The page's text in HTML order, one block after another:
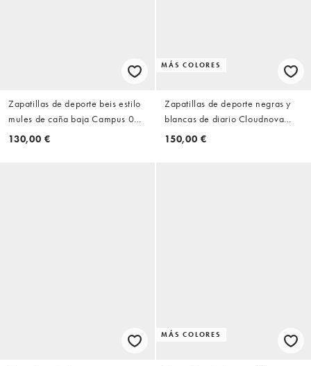
Zapatillas de deporte beis estilo
mules de caña baja Campus 00s
Winter de adidas Originals
130,00 €
MÁS COLORES
Zapatillas de deporte negras y
blancas de diario Cloudnova
Form 2 de ON
150,00 €
MÁS COLORES